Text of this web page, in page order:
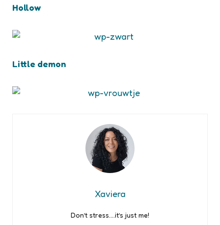
Hollow
Little demon
Xaviera
Don’t stress….it’s just me!